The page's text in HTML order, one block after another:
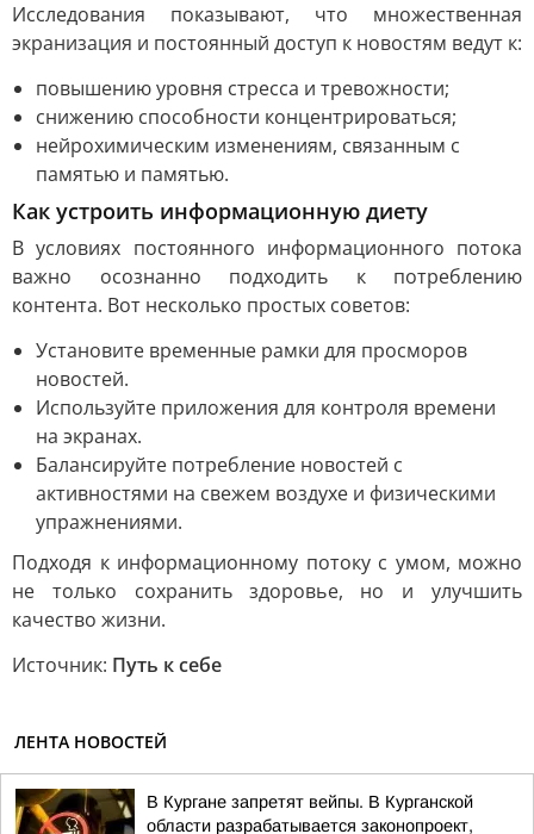
Исследования показывают, что множественная
экранизация и постоянный доступ к новостям ведут к:
повышению уровня стресса и тревожности;
снижению способности концентрироваться;
нейрохимическим изменениям, связанным с
памятью и памятью.
Как устроить информационную диету
В условиях постоянного информационного потока
важно осознанно подходить к потреблению
контента. Вот несколько простых советов:
Установите временные рамки для просморов
новостей.
Используйте приложения для контроля времени
на экранах.
Балансируйте потребление новостей с
активностями на свежем воздухе и физическими
упражнениями.
Подходя к информационному потоку с умом, можно
не только сохранить здоровье, но и улучшить
качество жизни.
Источник: Путь к себе
ЛЕНТА НОВОСТЕЙ
В Кургане запретят вейпы. В Курганской
области разрабатывается законопроект,